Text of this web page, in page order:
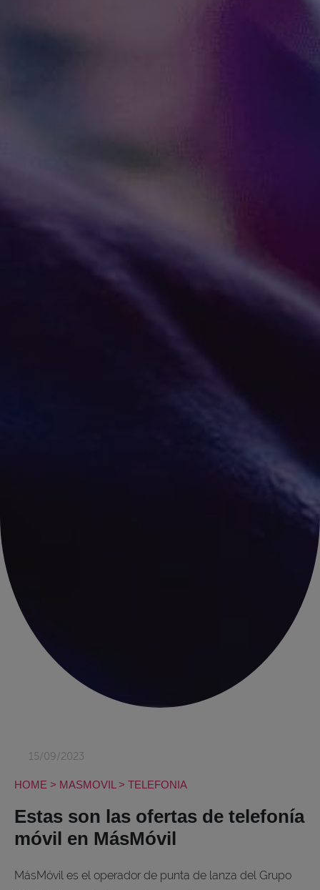
15/09/2023
HOME > MASMOVIL > TELEFONIA
Estas son las ofertas de telefonía
móvil en MásMóvil
MásMóvil es el operador de punta de lanza del Grupo